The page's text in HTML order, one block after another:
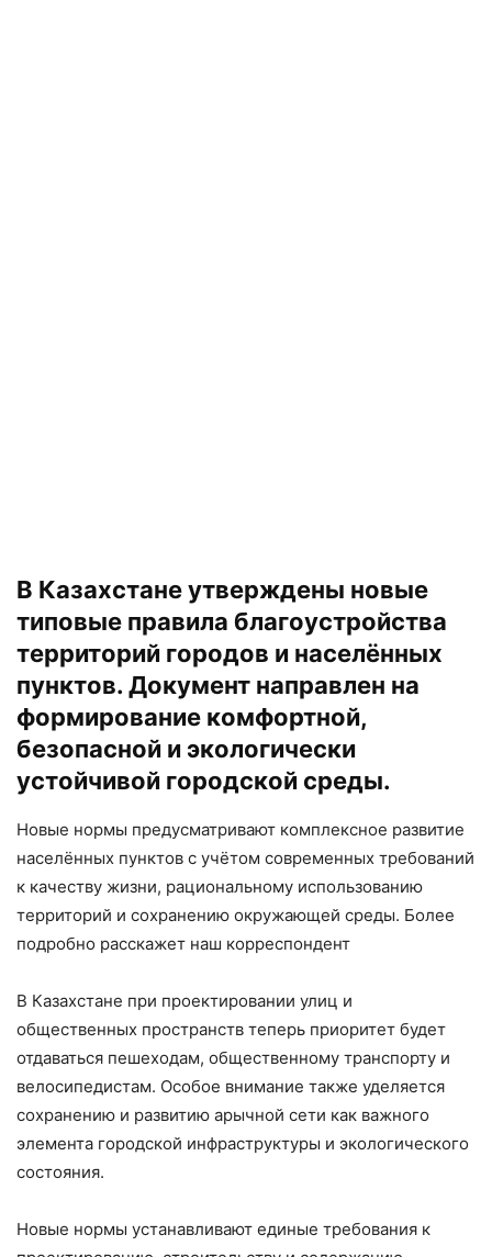
В Казахстане утверждены новые
типовые правила благоустройства
территорий городов и населённых
пунктов. Документ направлен на
формирование комфортной,
безопасной и экологически
устойчивой городской среды.
Новые нормы предусматривают комплексное развитие
населённых пунктов с учётом современных требований
к качеству жизни, рациональному использованию
территорий и сохранению окружающей среды. Более
подробно расскажет наш корреспондент
В Казахстане при проектировании улиц и
общественных пространств теперь приоритет будет
отдаваться пешеходам, общественному транспорту и
велосипедистам. Особое внимание также уделяется
сохранению и развитию арычной сети как важного
элемента городской инфраструктуры и экологического
состояния.
Новые нормы устанавливают единые требования к